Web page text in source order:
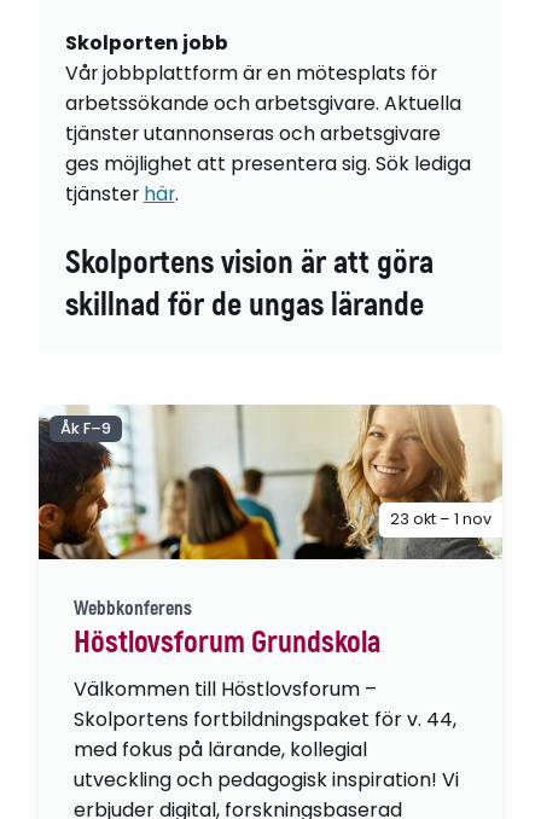
Skolporten jobb
Vår jobbplattform är en mötesplats för
arbetssökande och arbetsgivare. Aktuella
tjänster utannonseras och arbetsgivare
ges möjlighet att presentera sig. Sök lediga
tjänster här.
Skolportens vision är att göra
skillnad för de ungas lärande
Webbkonferens
Höstlovsforum Grundskola
Välkommen till Höstlovsforum –
Skolportens fortbildningspaket för v. 44,
med fokus på lärande, kollegial
utveckling och pedagogisk inspiration! Vi
erbjuder digital, forskningsbaserad
Åk F–9
23 okt – 1 nov